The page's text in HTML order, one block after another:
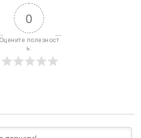
0
Оцените полезност
ь: